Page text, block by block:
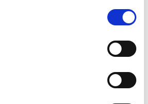
2-Sitzer dunkelgrau